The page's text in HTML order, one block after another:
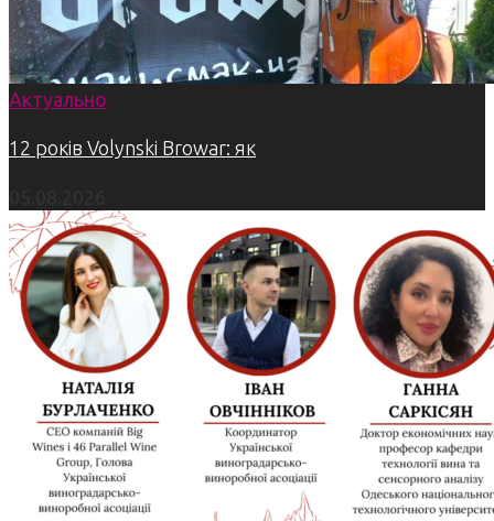
Актуально
12 років Volynski Browar: як